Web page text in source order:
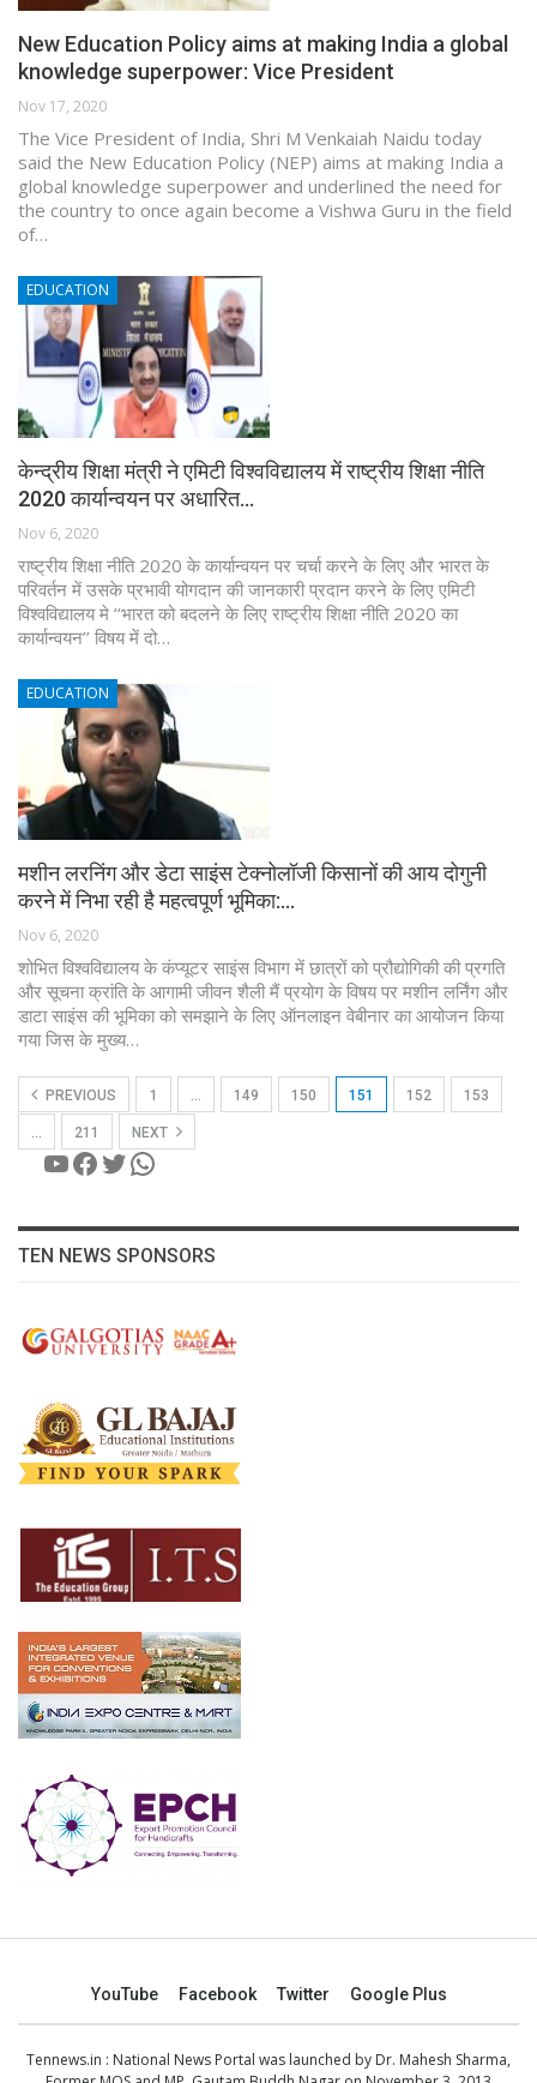
New Education Policy aims at making India a global
knowledge superpower: Vice President
Nov 17, 2020
The Vice President of India, Shri M Venkaiah Naidu today
said the New Education Policy (NEP) aims at making India a
global knowledge superpower and underlined the need for
the country to once again become a Vishwa Guru in the field
of…
EDUCATION
केन्द्रीय शिक्षा मंत्री ने एमिटी विश्वविद्यालय में राष्ट्रीय शिक्षा नीति
2020 कार्यान्वयन पर अधारित…
Nov 6, 2020
राष्ट्रीय शिक्षा नीति 2020 के कार्यान्वयन पर चर्चा करने के लिए और भारत के
परिवर्तन में उसके प्रभावी योगदान की जानकारी प्रदान करने के लिए एमिटी
विश्वविद्यालय मे ‘‘भारत को बदलने के लिए राष्ट्रीय शिक्षा नीति 2020 का
कार्यान्वयन’’ विषय में दो…
EDUCATION
मशीन लरनिंग और डेटा साइंस टेक्नोलॉजी किसानों की आय दोगुनी
करने में निभा रही है महत्वपूर्ण भूमिका:…
Nov 6, 2020
शोभित विश्वविद्यालय के कंप्यूटर साइंस विभाग में छात्रों को प्रौद्योगिकी की प्रगति
और सूचना क्रांति के आगामी जीवन शैली मैं प्रयोग के विषय पर मशीन लर्निंग और
डाटा साइंस की भूमिका को समझाने के लिए ऑनलाइन वेबीनार का आयोजन किया
गया जिस के मुख्य…
PREVIOUS 1 … 149 150 151 152 153
… 211 NEXT
YouTube
Facebook
Twitter
WhatsApp
TEN NEWS SPONSORS
YouTube Facebook Twitter Google Plus
Tennews.in : National News Portal was launched by Dr. Mahesh Sharma,